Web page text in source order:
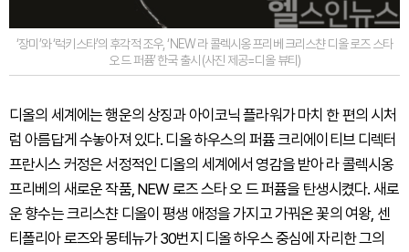
‘장미’와 ‘럭키스타’의 후각적 조우, ‘NEW 라 콜렉시옹 프리베 크리스챤 디올 로즈 스타
오 드 퍼퓸’ 한국 출시 (사진 제공=디올 뷰티)
디올의 세계에는 행운의 상징과 아이코닉 플라워가 마치 한 편의 시처
럼 아름답게 수놓아져 있다. 디올 하우스의 퍼퓸 크리에이티브 디렉터
프란시스 커정은 서정적인 디올의 세계에서 영감을 받아 라 콜렉시옹
프리베의 새로운 작품, NEW 로즈 스타 오 드 퍼퓸을 탄생시켰다. 새로
운 향수는 크리스챤 디올이 평생 애정을 가지고 가꿔온 꽃의 여왕, 센
티폴리아 로즈와 몽테뉴가 30번지 디올 하우스 중심에 자리한 그의